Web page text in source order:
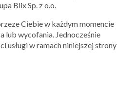
Blix Sp. z o.o.
Ciebie w każdym momencie
lub wycofania. Jednocześnie
usługi w ramach niniejszej strony